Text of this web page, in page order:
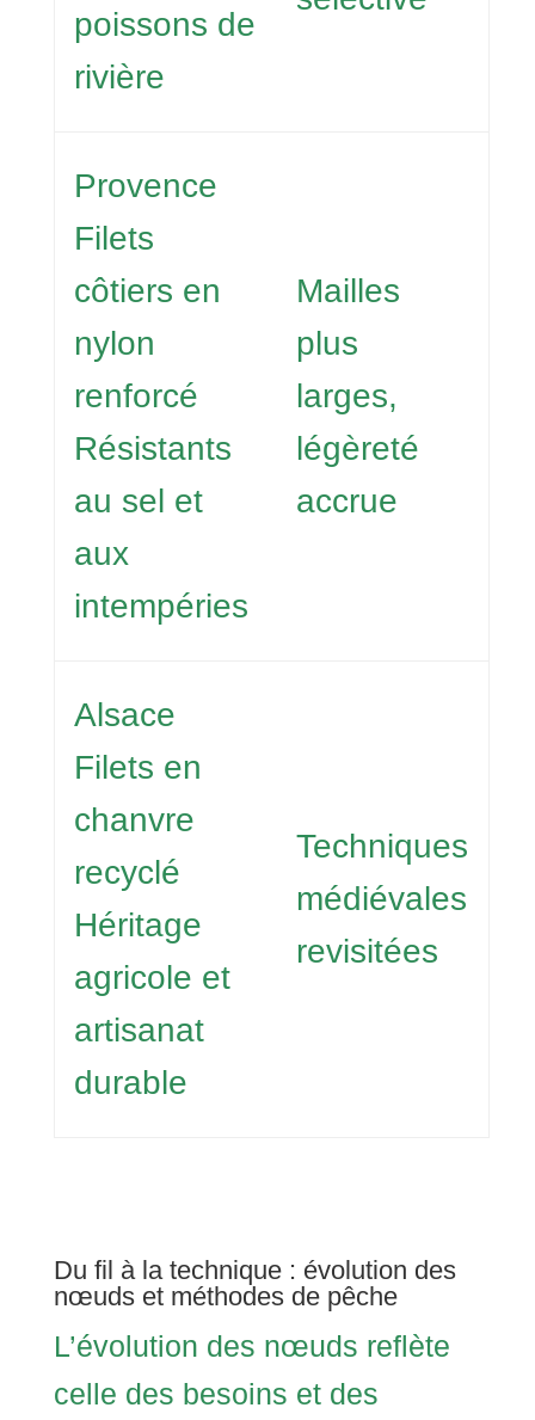
poissons de
rivière
Provence
Filets
côtiers en
nylon
renforcé
Résistants
au sel et
aux
intempéries
Mailles
plus
larges,
légèreté
accrue
Alsace
Filets en
chanvre
recyclé
Héritage
agricole et
artisanat
durable
Techniques
médiévales
revisitées
Du fil à la technique : évolution des
nœuds et méthodes de pêche
L’évolution des nœuds reflète
celle des besoins et des